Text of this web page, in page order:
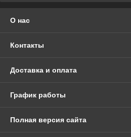
О нас
Контакты
Доставка и оплата
График работы
Полная версия сайта